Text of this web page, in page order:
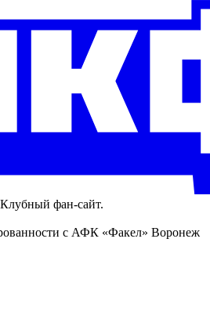
фан-сайт.
с АФК «Факел» Воронеж